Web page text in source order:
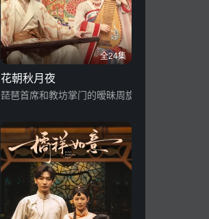
全24集
花朝秋月夜
琵琶首席和教坊掌门的暧昧周旋